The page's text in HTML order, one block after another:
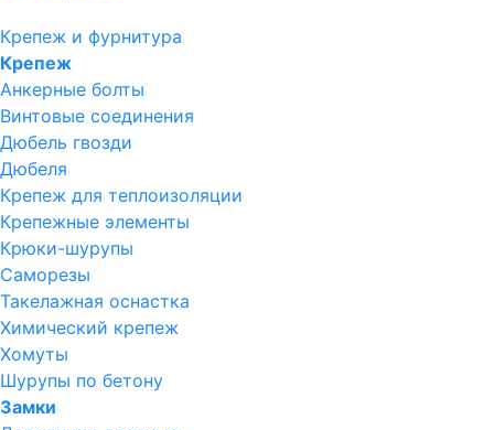
Крепеж и фурнитура
Крепеж
Анкерные болты
Винтовые соединения
Дюбель гвозди
Дюбеля
Крепеж для теплоизоляции
Крепежные элементы
Крюки-шурупы
Саморезы
Такелажная оснастка
Химический крепеж
Хомуты
Шурупы по бетону
Замки